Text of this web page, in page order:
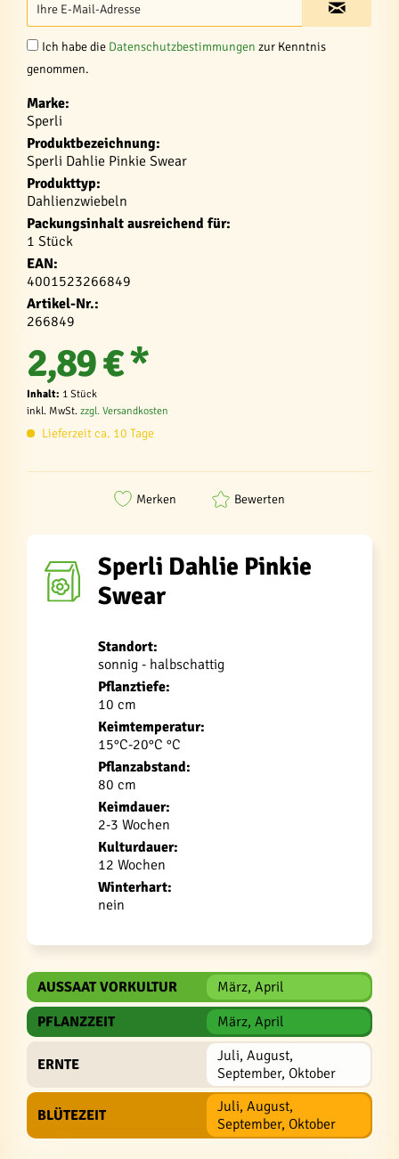
Ich habe die Datenschutzbestimmungen zur Kenntnis
genommen.
Marke:
Sperli
Produktbezeichnung:
Sperli Dahlie Pinkie Swear
Produkttyp:
Dahlienzwiebeln
Packungsinhalt ausreichend für:
1 Stück
EAN:
4001523266849
Artikel-Nr.:
266849
2,89 € *
Inhalt: 1 Stück
inkl. MwSt. zzgl. Versandkosten
Lieferzeit ca. 10 Tage
Merken Bewerten
Sperli Dahlie Pinkie
Swear
Standort:
sonnig - halbschattig
Pflanztiefe:
10 cm
Keimtemperatur:
15°C-20°C °C
Pflanzabstand:
80 cm
Keimdauer:
2-3 Wochen
Kulturdauer:
12 Wochen
Winterhart:
nein
AUSSAAT VORKULTUR
März, April
PFLANZZEIT
März, April
ERNTE
Juli, August,
September, Oktober
BLÜTEZEIT
Juli, August,
September, Oktober